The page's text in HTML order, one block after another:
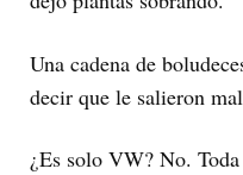
Una cadena de
decir que le salieron
¿Es solo VW? No.